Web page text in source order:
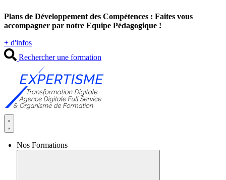
au
contenu
Plans de Développement des Compétences : Faites vous
accompagner par notre Equipe Pédagogique !
+ d'infos
Rechercher une formation
Nos Formations